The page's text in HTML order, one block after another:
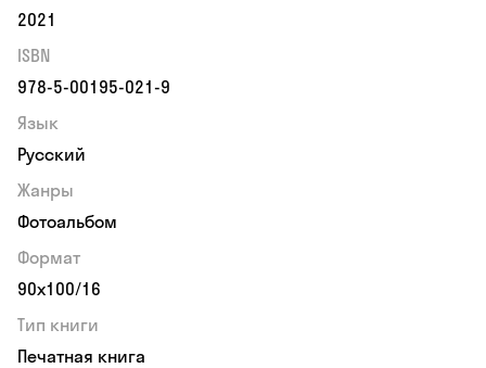
2021
ISBN
978-5-00195-021-9
Язык
Русский
Жанры
Фотоальбом
Формат
90х100/16
Тип книги
Печатная книга